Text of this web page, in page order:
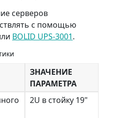
серверов
с помощью
BOLID UPS-3001.
ЗНАЧЕНИЕ
ПАРАМЕТРА
2U в стойку 19"